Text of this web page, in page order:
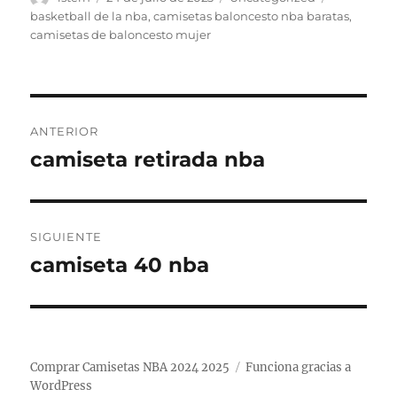
el
basketball de la nba,camisetas baloncesto nba baratas,
camisetas de baloncesto mujer
de
ANTERIOR
Entrada
camiseta retirada nba
SIGUIENTE
Entrada
camiseta 40 nba
Comprar Camisetas NBA 2024 2025
Funciona gracias a
WordPress